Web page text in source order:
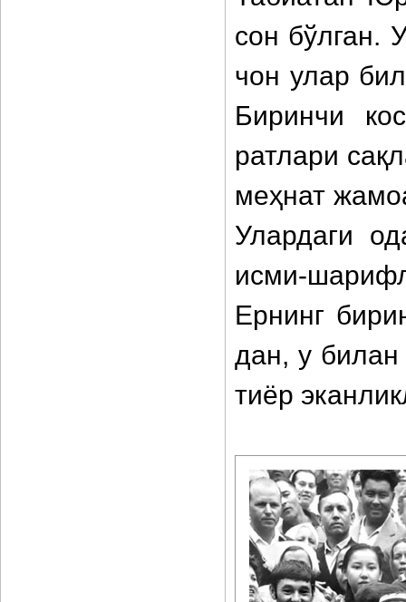
сон бўлган.
чон улар
Биринчи
ратлари
меҳнат
Улардаги
исми-
Ернинг
дан, у билан
тиёр